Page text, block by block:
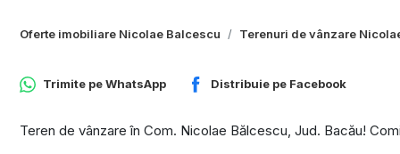
Oferte imobiliare Nicolae Balcescu Terenuri de vânzare
Trimite peWhatsApp Distribuie pe Facebook
Teren de vânzare în Com. Nicolae Bălcescu, Jud. Bacău!